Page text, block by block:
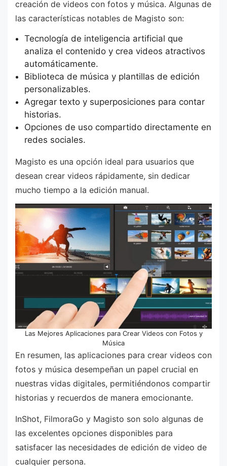
creación de videos con fotos y música. Algunas de
las características notables de Magisto son:
Tecnología de inteligencia artificial que
analiza el contenido y crea videos atractivos
automáticamente.
Biblioteca de música y plantillas de edición
personalizables.
Agregar texto y superposiciones para contar
historias.
Opciones de uso compartido directamente en
redes sociales.
Magisto es una opción ideal para usuarios que
desean crear videos rápidamente, sin dedicar
mucho tiempo a la edición manual.
Las Mejores Aplicaciones para Crear Videos con Fotos y
Música
En resumen, las aplicaciones para crear videos con
fotos y música desempeñan un papel crucial en
nuestras vidas digitales, permitiéndonos compartir
historias y recuerdos de manera emocionante.
InShot, FilmoraGo y Magisto son solo algunas de
las excelentes opciones disponibles para
satisfacer las necesidades de edición de video de
cualquier persona.